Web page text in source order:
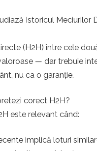
Istoricul Meciurilor
(H2H) între cele
— dar trebuie
nu ca o garanție.
corect H2H?
este relevant când:
implică loturi